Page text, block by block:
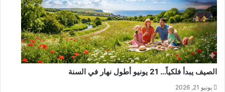
الصيف يبدأ فلكياً… 21 يونيو أطول نهار في السنة
يونيو 21, 2026